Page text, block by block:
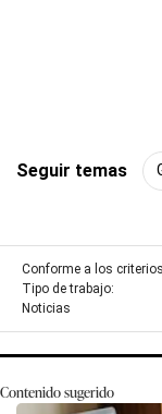
Seguir temas
Conforme a los
Tipo de trabajo:
Noticias
Contenido sugerido